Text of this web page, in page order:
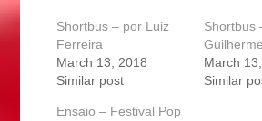
Shortbus – por Luiz
Ferreira
March 13, 2018
Similar post
Shortbus
March
Similar
Ensaio – Festival Pop